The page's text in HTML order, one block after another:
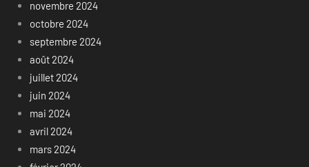
novembre 2024
octobre 2024
septembre 2024
août 2024
juillet 2024
juin 2024
mai 2024
avril 2024
mars 2024